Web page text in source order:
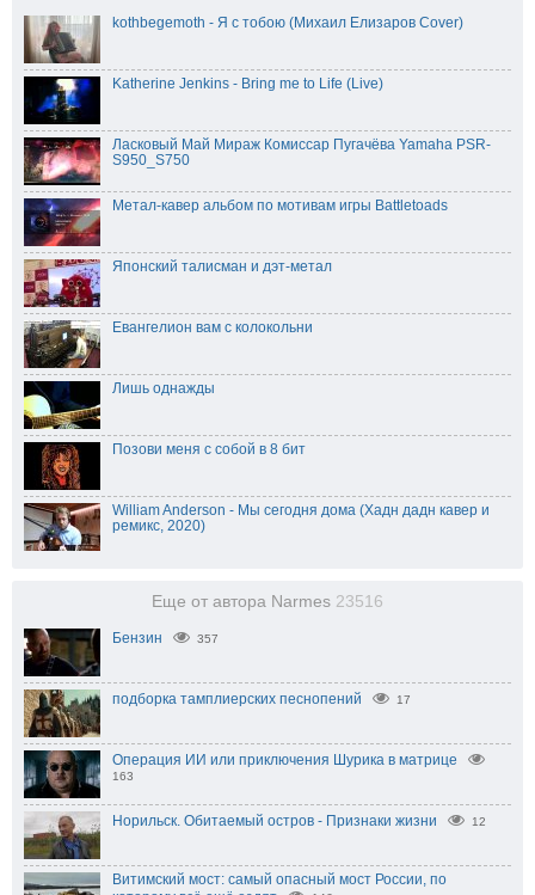
kothbegemoth - Я с тобою (Михаил Елизаров Cover)
Katherine Jenkins - Bring me to Life (Live)
Ласковый Май Мираж Комиссар Пугачёва Yamaha PSR-
S950_S750
Метал-кавер альбом по мотивам игры Battletoads
Японский талисман и дэт-метал
Евангелион вам с колокольни
Лишь однажды
Позови меня с собой в 8 бит
William Anderson - Мы сегодня дома (Хадн дадн кавер и
ремикс, 2020)
Еще от автора Narmes 23516
Бензин 357
подборка тамплиерских песнопений 17
Операция ИИ или приключения Шурика в матрице
163
Норильск. Обитаемый остров - Признаки жизни 12
Витимский мост: самый опасный мост России, по